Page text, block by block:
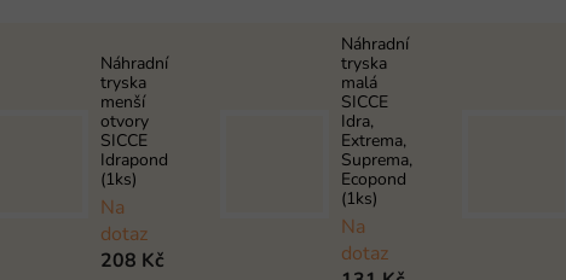
Náhradní
tryska
menší
otvory
SICCE
Idrapond
(1ks)
Na
dotaz
208 Kč
Náhradní
tryska
malá
SICCE
Idra,
Extrema,
Suprema,
Ecopond
(1ks)
Na
dotaz